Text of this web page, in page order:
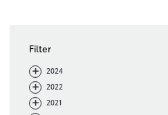
Filter
+- 2024
+- 2022
+- 2021